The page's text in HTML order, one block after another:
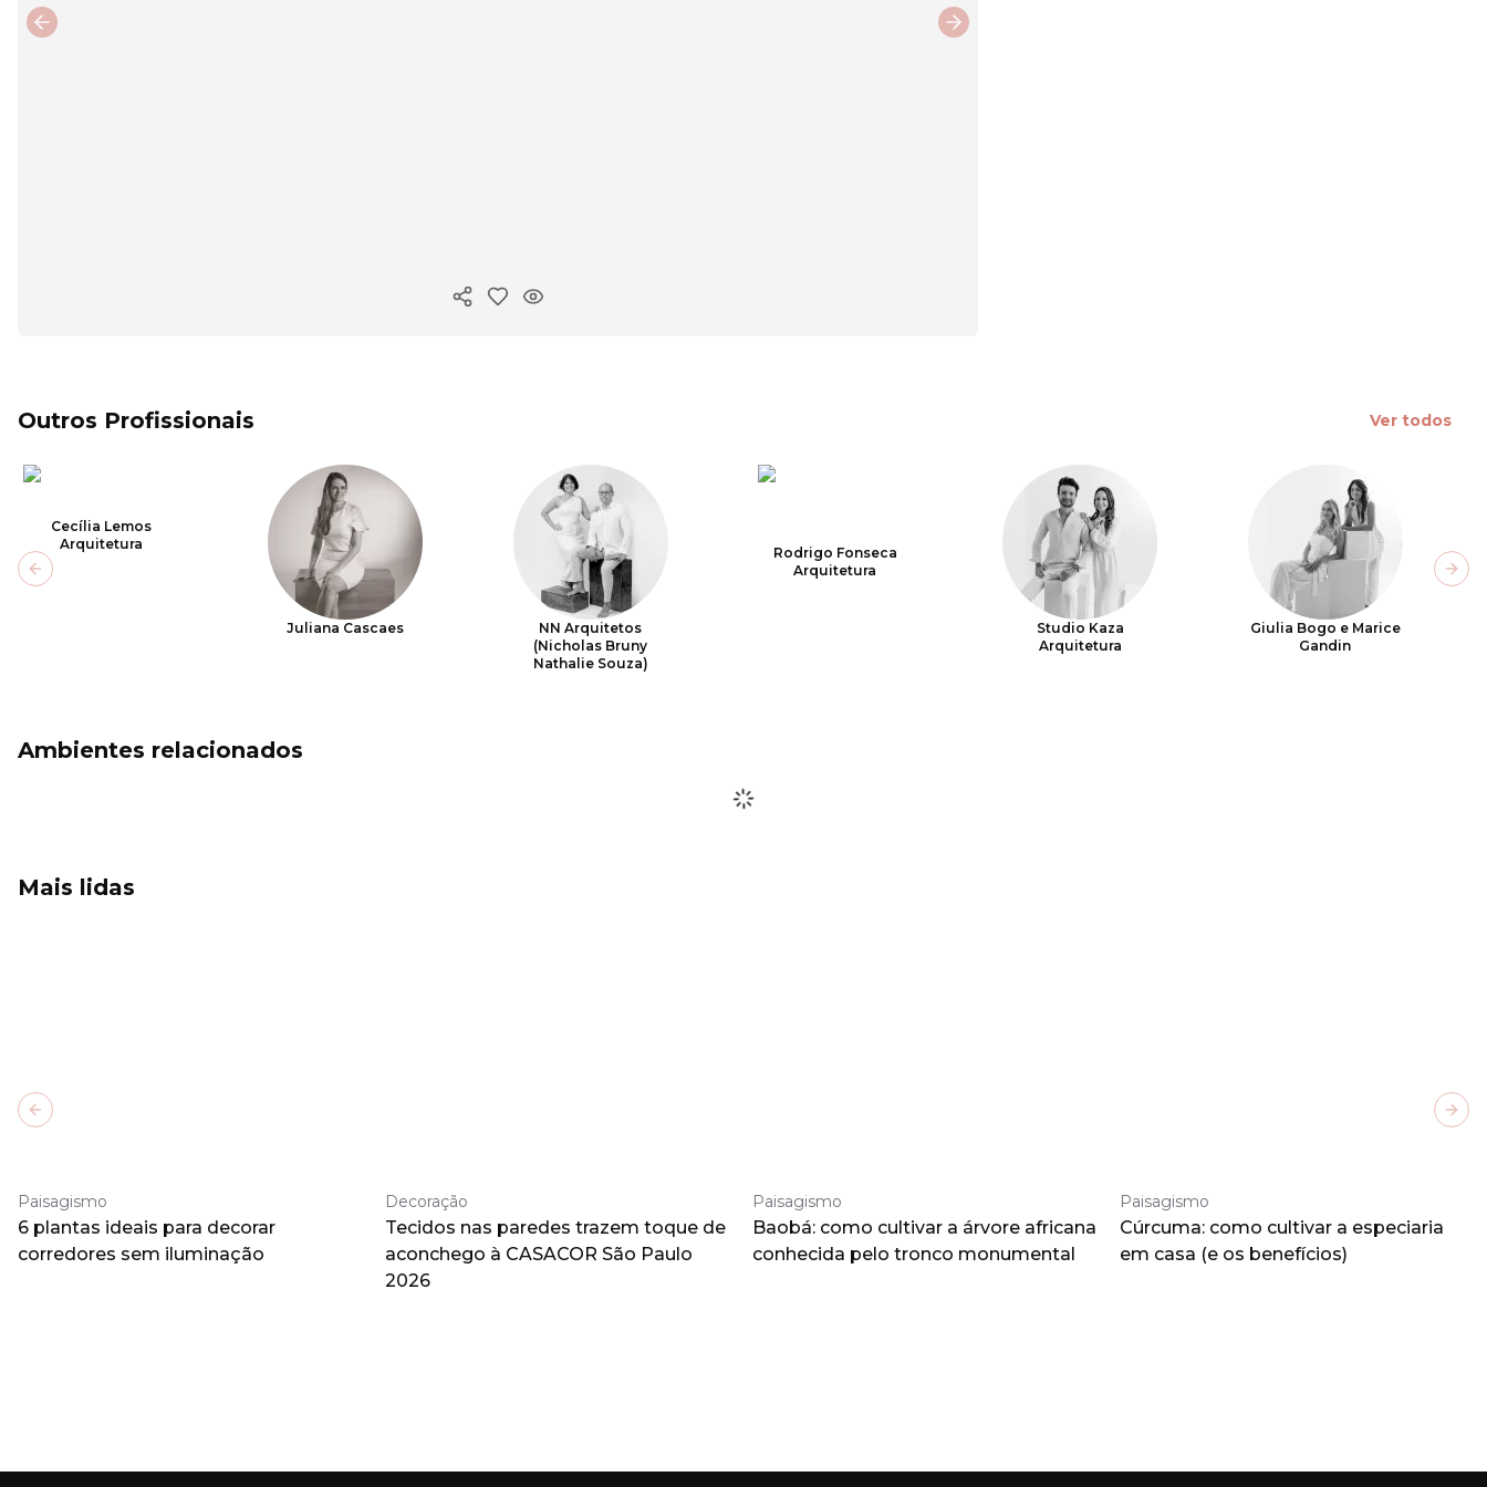
Copiar link
Previous slide Next slide
Outros Profissionais Ver todos
Cecília Lemos
Arquitetura
Juliana Cascaes
NN Arquitetos
(Nicholas Bruny
Nathalie Souza)
Rodrigo Fonseca
Arquitetura
Studio Kaza
Arquitetura
Giulia Bogo e Marice
Gandin
Previous slide
Ambientes relacionados
Mais lidas
Paisagismo
6 plantas ideais para decorar
corredores sem iluminação
Decoração
Tecidos nas paredes trazem toque de
aconchego à CASACOR São Paulo
2026
Paisagismo
Baobá: como cultivar a árvore africana
conhecida pelo tronco monumental
Paisagismo
Cúrcuma: como cultivar a especiaria
em casa (e os benefícios)
Previous slide